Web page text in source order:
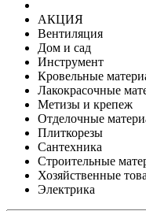
АКЦИЯ
Вентиляция
Дом и сад
Инструмент
Кровельные
Лакокрасочные
Метизы и крепеж
Отделочные
Плиткорезы
Сантехника
Строительные
Хозяйственные
Электрика